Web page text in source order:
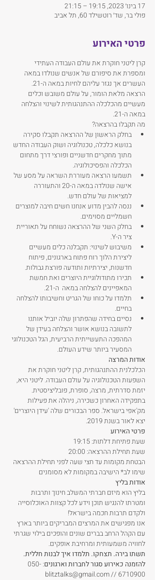
17 בינו׳ 2023, 19:15 – 21:15
פולי בר, שד׳ רוטשילד 60, תל אביב
פרטי האירוע
קרן ליטני חוקרת את עולם העבודה העתידי
ומספרת את סיפורם של אנשים שנולדו במאה
העשרים אך נגזר עליהם לחיות במאה ה-21.
הרצאה מלאת הומור, על עולם משובש וכלים
מעשיים מהכלכלה ההתנהגותית לשינוי והצלחה
במאה ה-21.
מה תקבלו בהרצאה?
בחלק הראשון של ההרצאה תקבלו סקירה
בנושא כלכלה, טכנולוגיה ושוק העבודה החדש
מתוך מחקרים חדשניים ופורצי דרך מתחום
הכלכלה והפסיכולוגיה.
תשמעו הרצאה מעוררת השראה על מסע של
אישה שנולדה במאה ה-20 והתעוררה
למציאות של עולם חדש.
ננסה להבין מדוע אנחנו חשים חיבה למוצרים
חשמליים מסוימים.
בחלק השני של ההרצאה נשוחח על תאוריית
ציר ה-Y.
משיבוש לשינוי: תקבלנה כלים מעשיים
ליצירת הלוך רוח פתוח בארגונים, פיתוח
חדשנות, יצירתיות ותודעה פורצת גבולות.
תכירו מתודולוגיית היוצרים ואת חמשת
המאפיינים להצלחה במאה  ה-21.
תלמדו על כוחו של הגריט וחשיבותו להצלחה
בחיים.
נסיים בחידה שהפתרון שלה יוביל אותנו
לתשובה בנושא אושר והצלחה בעידן של
המהפכה התעשייתית הרביעית, הגל הטכנולוגי
המסעיר ביותר שידע העולם.
אודות המרצה
הכלכלנית ההתנהגותית, קרן ליטני חוקרת את
השפעות הטכנולוגיה על עולם העבודה. ליטני היא,
יזמת סדרתית, מרצה, סופרת, פובליציסטית.
בתפקידה האחרון כשכירה, ניהלה את פעילות
מק'אפי בישראל. ספר הבכורים שלה 'עידן היוצרים'
יצא לאור בשנת 2019.
פרטי האירוע
שעת פתיחת דלתות: 19:15
שעת תחילת ההרצאה: 20:00
הבטחת מקומות עד חצי שעה לפני תחילת ההרצאה
שימו לב* הישיבה במקומות לא מסומנים
אודות בליץ
בליץ הוא מיזם חברתי המשלב חינוך ותרבות
ומטרתו להנגיש תוכן וידע לכל קצוות האוכלוסייה
ולקדם תרבות חכמה בישראל!
אנו מפגישים את המרצים המבריקים ביותר בארץ
עם הקהל הרחב בברים שונים והופכים בילוי שגרתי
לחוויה משמעותית ומרחיבת אופקים.
תשתו בירה. תצחקו. תלמדו איך לבנות חללית.
להזמנה כאירוע סגורלחברות וארגונים : 050-
6710900 // blitztalks@gmail.com